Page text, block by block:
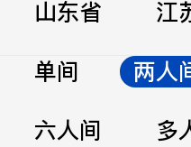
山东省
江
单间
两人
六人间
多